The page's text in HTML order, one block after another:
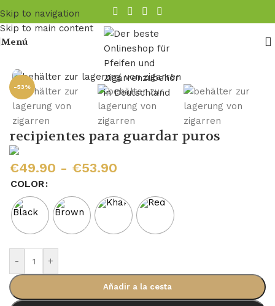
Skip to navigation
Skip to main content
Menú
recipientes para guardar puros / Humidificador de puros
-53%
recipientes para guardar puros
€49.90 - €53.90
COLOR
- +
Añadir a la cesta